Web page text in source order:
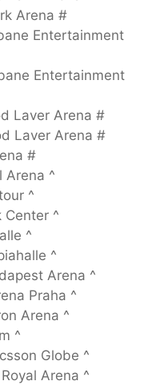
Arena #
Entertainment
Entertainment
Laver Arena #
Laver Arena #
#
Arena ^
^
Center ^
^
^
Arena ^
Praha ^
Arena ^
^
Globe ^
Arena ^